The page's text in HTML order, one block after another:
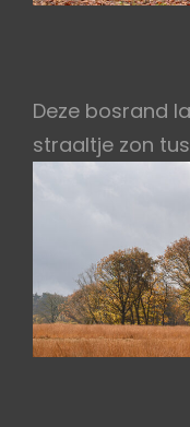
Deze bosrand
straaltje zon